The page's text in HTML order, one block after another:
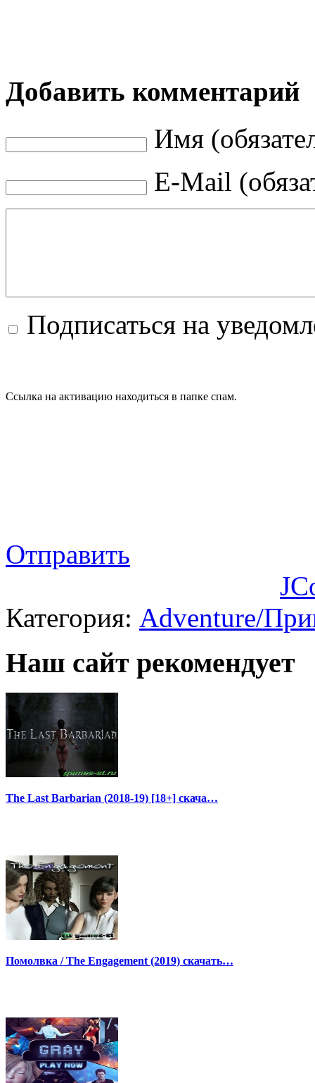
Добавить комментарий
Имя
E-Mail
Подписаться на
Ссылка на активацию находиться в папке спам.
Отправить
Категория: Adventure/
Наш сайт рекомендует
The Last Barbarian (2018-19) [18+] скача…
Помолвка / The Engagement (2019) скачать…